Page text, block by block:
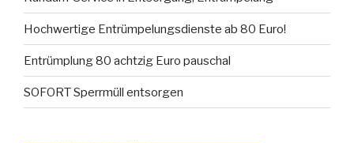
Hochwertige Entrümpelungsdienste ab 80 Euro!
Entrümplung 80 achtzig Euro pauschal
SOFORT Sperrmüll entsorgen